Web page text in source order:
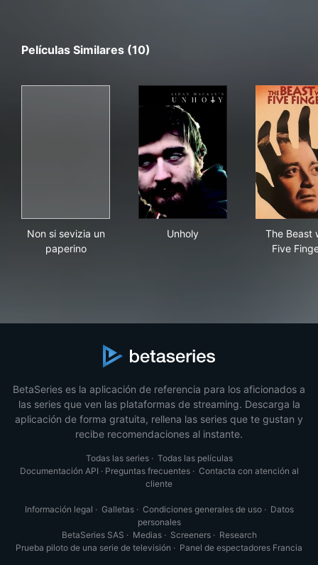
Películas Similares (10)
Non si sevizia un
paperino
Unholy
The Beast
Five
BetaSeries es la aplicación de referencia para los aficionados a
las series que ven las plataformas de streaming. Descarga la
aplicación de forma gratuita, rellena las series que te gustan y
recibe recomendaciones al instante.
Todas las series· Todas las películas
Documentación API · Preguntas frecuentes· Contacta con atención al
cliente
Información legal · Galletas· Condiciones generales de uso· Datos
personales
BetaSeries SAS · Medias· Screeners· Research
Prueba piloto de una serie de televisión · Panel de espectadores Francia